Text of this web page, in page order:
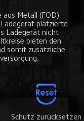
aus Metall (FOD)
platzierte
Ladegerät nicht
bieten den
somit zusätzliche
Schutz zurücksetzen